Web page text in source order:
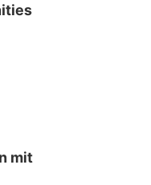
mit